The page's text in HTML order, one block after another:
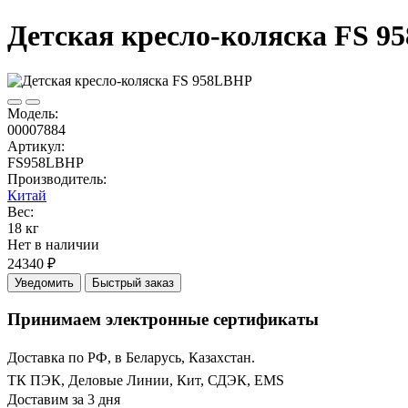
Детская кресло-коляска FS
Модель:
00007884
Артикул:
FS958LBHP
Производитель:
Китай
Вес:
18 кг
Нет в наличии
24340 ₽
Уведомить Быстрый заказ
Принимаем электронные сертификаты
Доставка по РФ, в Беларусь, Казахстан.
ТК ПЭК, Деловые Линии, Кит, СДЭК, EMS
Доставим за 3 дня